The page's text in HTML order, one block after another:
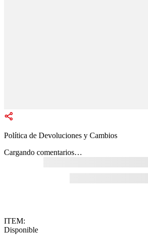
Política de Devoluciones y Cambios
Cargando comentarios…
ITEM:
Disponible